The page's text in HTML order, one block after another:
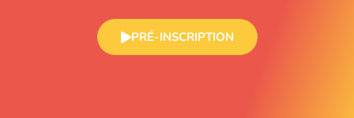
PRÉ-INSCRIPTION